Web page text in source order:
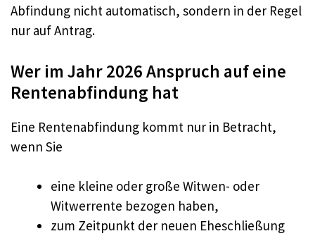
Abfindung nicht automatisch, sondern in der Regel
nur auf Antrag.
Wer im Jahr 2026 Anspruch auf eine
Rentenabfindung hat
Eine Rentenabfindung kommt nur in Betracht,
wenn Sie
eine kleine oder große Witwen- oder
Witwerrente bezogen haben,
zum Zeitpunkt der neuen Eheschließung